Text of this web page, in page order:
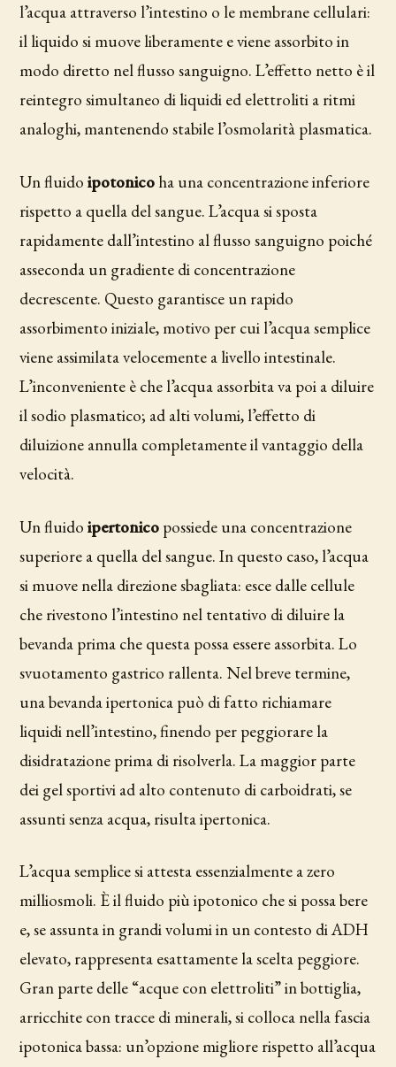
l’acqua attraverso l’intestino o le membrane cellulari:
il liquido si muove liberamente e viene assorbito in
modo diretto nel flusso sanguigno. L’effetto netto è il
reintegro simultaneo di liquidi ed elettroliti a ritmi
analoghi, mantenendo stabile l’osmolarità plasmatica.
Un fluidoipotonico ha una concentrazione inferiore
rispetto a quella del sangue. L’acqua si sposta
rapidamente dall’intestino al flusso sanguigno poiché
asseconda un gradiente di concentrazione
decrescente. Questo garantisce un rapido
assorbimento iniziale, motivo per cui l’acqua semplice
viene assimilata velocemente a livello intestinale.
L’inconveniente è che l’acqua assorbita va poi a diluire
il sodio plasmatico; ad alti volumi, l’effetto di
diluizione annulla completamente il vantaggio della
velocità.
Un fluidoipertonico possiede una concentrazione
superiore a quella del sangue. In questo caso, l’acqua
si muove nella direzione sbagliata: esce dalle cellule
che rivestono l’intestino nel tentativo di diluire la
bevanda prima che questa possa essere assorbita. Lo
svuotamento gastrico rallenta. Nel breve termine,
una bevanda ipertonica può di fatto richiamare
liquidi nell’intestino, finendo per peggiorare la
disidratazione prima di risolverla. La maggior parte
dei gel sportivi ad alto contenuto di carboidrati, se
assunti senza acqua, risulta ipertonica.
L’acqua semplice si attesta essenzialmente a zero
milliosmoli. È il fluido più ipotonico che si possa bere
e, se assunta in grandi volumi in un contesto di ADH
elevato, rappresenta esattamente la scelta peggiore.
Gran parte delle “acque con elettroliti” in bottiglia,
arricchite con tracce di minerali, si colloca nella fascia
ipotonica bassa: un’opzione migliore rispetto all’acqua